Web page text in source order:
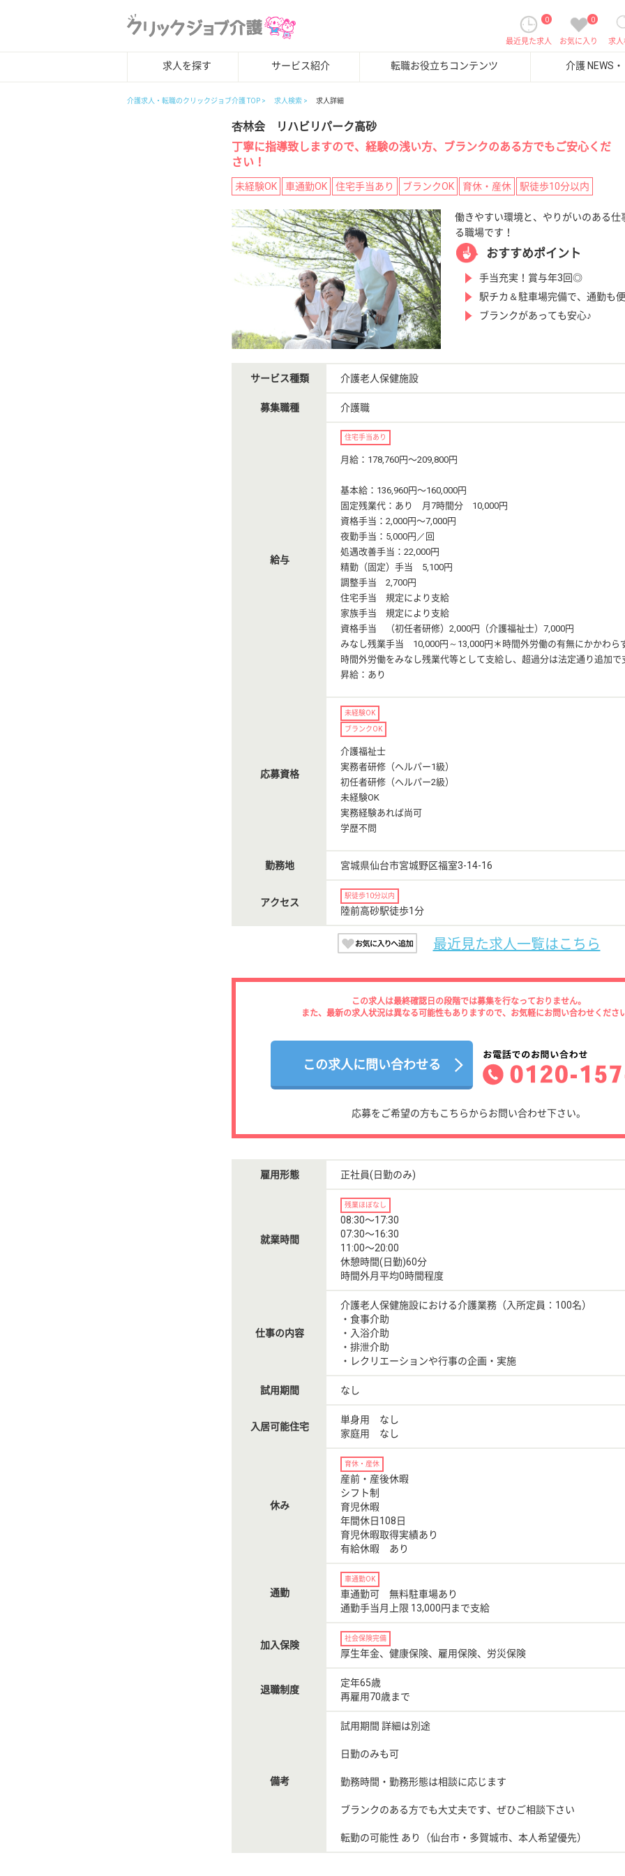
求
0
お気に入り
0
最近見た求人
求人を探す サービス紹介 転職お役立ちコンテンツ 介護 NEWS
介護求人・転職のクリックジョブ介護 TOP 求人検索 求人詳細
杏林会 リハビリパーク高砂
丁寧に指導致しますので、経験の浅い方、ブランクのある方でもご安心くだ
さい！
未経験OK 車通勤OK 住宅手当あり ブランクOK 育休・産休 駅徒歩10分以内
働きやすい環境と、やりがいのある仕
る職場です！
おすすめポイント
手当充実！賞与年3回◎
駅チカ＆駐車場完備で、通勤も
ブランクがあっても安心♪
サービス種類 介護老人保健施設
募集職種 介護職
給与
住宅手当あり
月給：178,760円〜209,800円
基本給：136,960円〜160,000円
固定残業代：あり 月7時間分 10,000円
資格手当：2,000円〜7,000円
夜勤手当：5,000円／回
処遇改善手当：22,000円
精勤（固定）手当 5,100円
調整手当 2,700円
住宅手当 規定により支給
家族手当 規定により支給
資格手当 （初任者研修）2,000円（介護福祉士）7,000円
みなし残業手当 10,000円～13,000円＊時間外労働の有無にかかわら
時間外労働をみなし残業代等として支給し、超過分は法定通り追加で
昇給：あり
応募資格
未経験OK
ブランクOK
介護福祉士
実務者研修（ヘルパー1級）
初任者研修（ヘルパー2級）
未経験OK
実務経験あれば尚可
学歴不問
勤務地 宮城県仙台市宮城野区福室3-14-16
アクセス
駅徒歩10分以内
陸前高砂駅徒歩1分
最近見た求人一覧はこちら
この求人は最終確認日の段階では募集を行なっておりません。
また、最新の求人状況は異なる可能性もありますので、お気軽にお問い合わせくださ
この求人に問い合わせる
応募をご希望の方もこちらからお問い合わせ下さい。
雇用形態 正社員(日勤のみ)
就業時間
残業ほぼなし
08:30〜17:30
07:30〜16:30
11:00〜20:00
休憩時間(日勤)60分
時間外月平均0時間程度
仕事の内容
介護老人保健施設における介護業務（入所定員：100名）
・食事介助
・入浴介助
・排泄介助
・レクリエーションや行事の企画・実施
試用期間 なし
入居可能住宅
単身用 なし
家庭用 なし
休み
育休・産休
産前・産後休暇
シフト制
育児休暇
年間休日108日
育児休暇取得実績あり
有給休暇 あり
通勤
車通勤OK
車通勤可 無料駐車場あり
通勤手当月上限 13,000円まで支給
加入保険
社会保険完備
厚生年金、健康保険、雇用保険、労災保険
退職制度
定年65歳
再雇用70歳まで
備考
試用期間 詳細は別途
日勤のみも可
勤務時間・勤務形態は相談に応じます
ブランクのある方でも大丈夫です、ぜひご相談下さい
転勤の可能性 あり（仙台市・多賀城市、本人希望優先）